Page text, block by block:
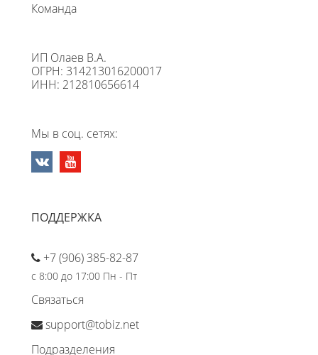
Команда
ИП Олаев В.А.
ОГРН: 314213016200017
ИНН: 212810656614
Мы в соц. сетях:
ПОДДЕРЖКА
+7 (906) 385-82-87
с 8:00 до 17:00 Пн - Пт
Связаться
support@tobiz.net
Подразделения